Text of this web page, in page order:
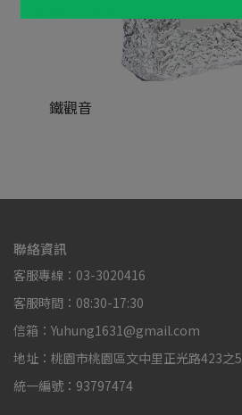
鐵觀音
聯絡資訊
客服專線：03-3020416
客服時間：08:30-17:30
信箱：Yuhung1631@gmail.com
地址：桃園市桃園區文中里正光路423之
統一編號：93797474